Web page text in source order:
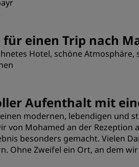
für einen Trip nach
Hotel, schöne
Aufenthalt mit
modernen, lebendigen und
von Mohamed an der Rezeption
besonders gemacht. Vielen
Ohne Zweifel ein Ort, an dem